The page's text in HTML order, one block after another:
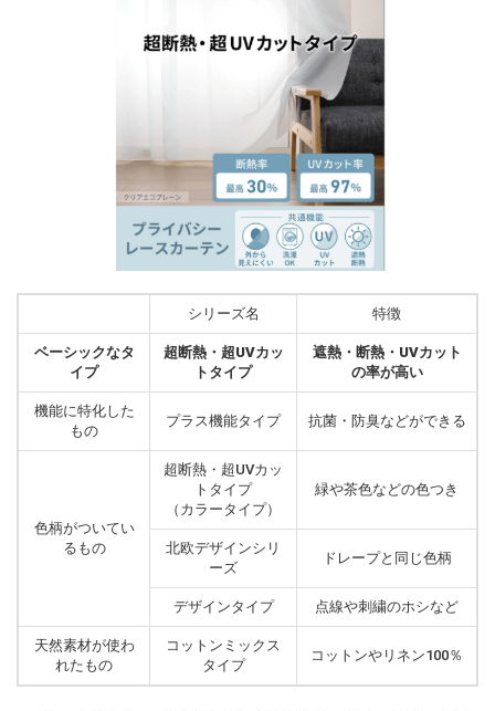
シリーズ名 特徴
ベーシックなタ
イプ
超断熱・超UVカッ
トタイプ
遮熱・断熱・UVカット
の率が高い
機能に特化した
もの
プラス機能タイプ 抗菌・防臭などができる
色柄がついてい
るもの
超断熱・超UVカッ
トタイプ
（カラータイプ）
緑や茶色などの色つき
北欧デザインシリ
ーズ
ドレープと同じ色柄
デザインタイプ 点線や刺繍のホシなど
天然素材が使わ
れたもの
コットンミックス
タイプ
コットンやリネン100％